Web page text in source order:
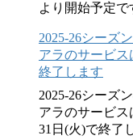
より開始予定
2025-26シーズ
アラのサービス
終了します
2025-26シーズ
アラのサービス
31日(火)で終了